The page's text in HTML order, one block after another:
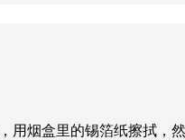
烟盒里的锡箔纸擦拭，